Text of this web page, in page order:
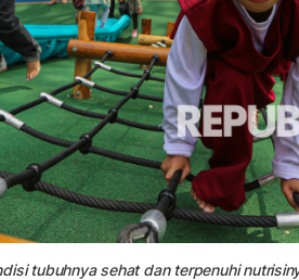
tubuhnya sehat dan terpenuhi